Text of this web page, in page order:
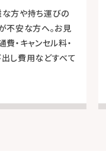
方や持ち運びの
不安な方へ。お見
費・キャンセル料・
し費用などすべて